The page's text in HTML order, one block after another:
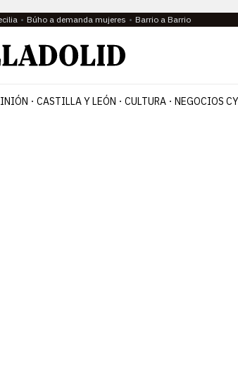
Búho a demanda mujeres Barrio a Barrio
CASTILLA Y LEÓN CULTURA NEGOCIOS